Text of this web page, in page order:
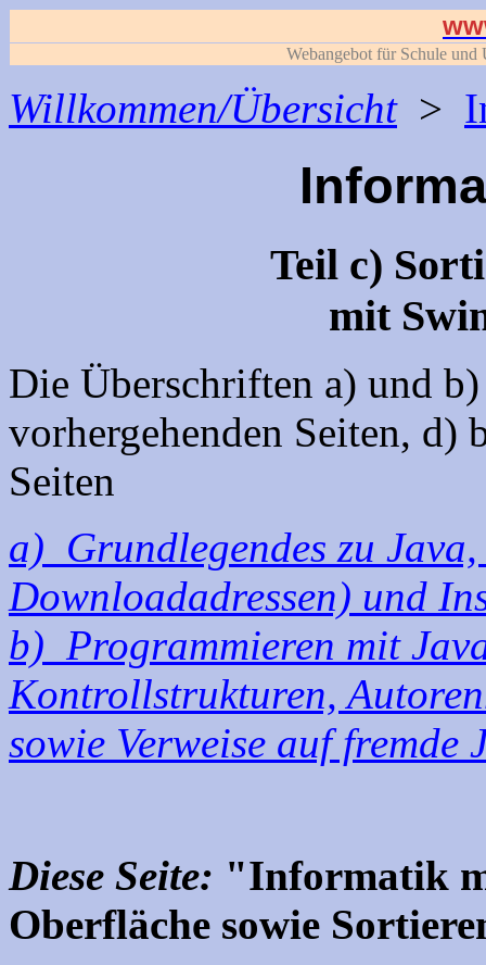
Webangebot für Schule
Willkommen/Übersicht>
Teil c)
mit
Die Überschriften a) und
vorhergehenden Seiten, d)
Seiten
a) Grundlegendes zu
Downloadadressen) und
b) Programmieren mit
Kontrollstrukturen,
sowie Verweise auf fremde
Diese Seite: "Informatik
Oberfläche sowie